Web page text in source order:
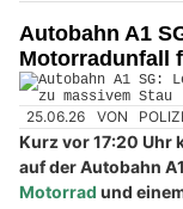
Autobahn A1
Motorradunfall
25.06.26 VON
Kurz vor 17:20 Uhr
auf der Autobahn
Motorrad und